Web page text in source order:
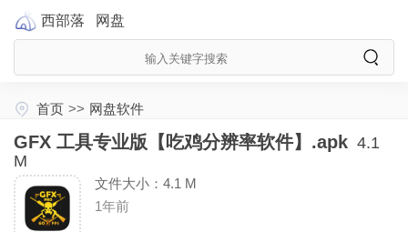
西部落 网盘
首页 >> 网盘软件
GFX 工具专业版【吃鸡分辨率软件】.apk 4.1
M
文件大小：4.1 M
1年前